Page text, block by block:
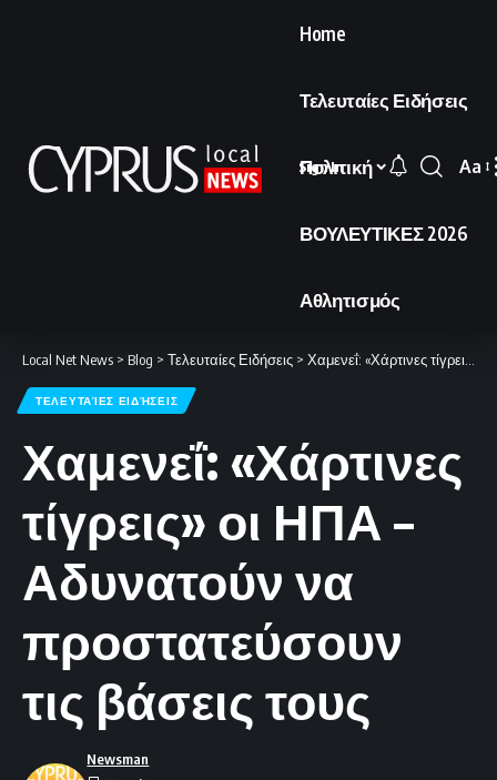
Home
Τελευταίες Ειδήσεις
Πολιτική
ΒΟΥΛΕΥΤΙΚΕΣ 2026
Αθλητισμός
Sign In
Font
Aa
Local Net News > Blog > Τελευταίες Ειδήσεις > Χαμενεΐ: «Χάρτινες τίγρεις» οι ΗΠΑ – Αδυνατούν να προστατεύσουν τις βάσεις τους
ΤΕΛΕΥΤΑΊΕΣ ΕΙΔΉΣΕΙΣ
Χαμενεΐ: «Χάρτινες
τίγρεις» οι ΗΠΑ –
Αδυνατούν να
προστατεύσουν
τις βάσεις τους
Newsman